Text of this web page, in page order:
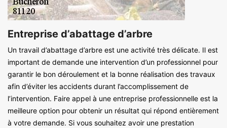
Entreprise d’abattage d’arbre
Un travail d’abattage d’arbre est une activité très délicate. Il est
important de demande une intervention d’un professionnel pour
garantir le bon déroulement et la bonne réalisation des travaux
afin d’éviter les accidents durant l’accomplissement de
l’intervention. Faire appel à une entreprise professionnelle est la
meilleure option pour obtenir un résultat qui répond entièrement
à votre demande. Si vous souhaitez avoir une prestation